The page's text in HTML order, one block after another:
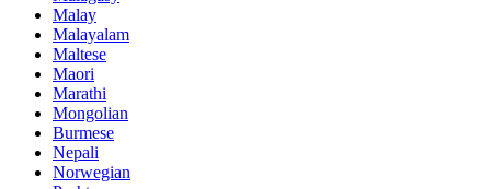
Malay
Malayalam
Maltese
Maori
Marathi
Mongolian
Burmese
Nepali
Norwegian